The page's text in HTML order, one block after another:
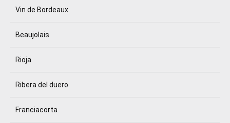
Vin de Bordeaux
Beaujolais
Rioja
Ribera del duero
Franciacorta